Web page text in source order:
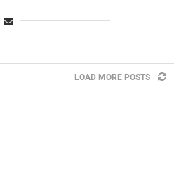
LOAD MORE POSTS